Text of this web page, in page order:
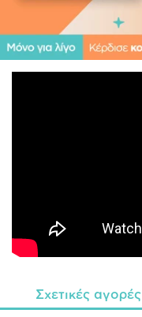
Σχετικές αγορές